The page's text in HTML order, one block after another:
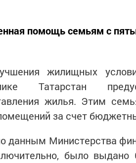
помощь семьям с
жилищных
Татарстан
жилья. Этим
за счет
данным Министерства
было